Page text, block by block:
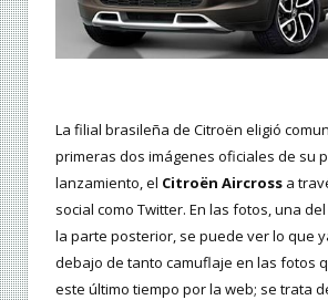
La filial brasileña de Citroën eligió
primeras dos imágenes oficiales de su
lanzamiento, el Citroën Aircross a
social como Twitter. En las fotos, una
la parte posterior, se puede ver lo que
debajo de tanto camuflaje en las fotos
este último tiempo por la web; se trata